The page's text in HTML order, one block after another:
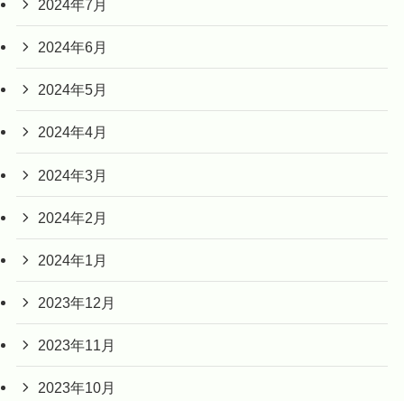
2024年7月
2024年6月
2024年5月
2024年4月
2024年3月
2024年2月
2024年1月
2023年12月
2023年11月
2023年10月